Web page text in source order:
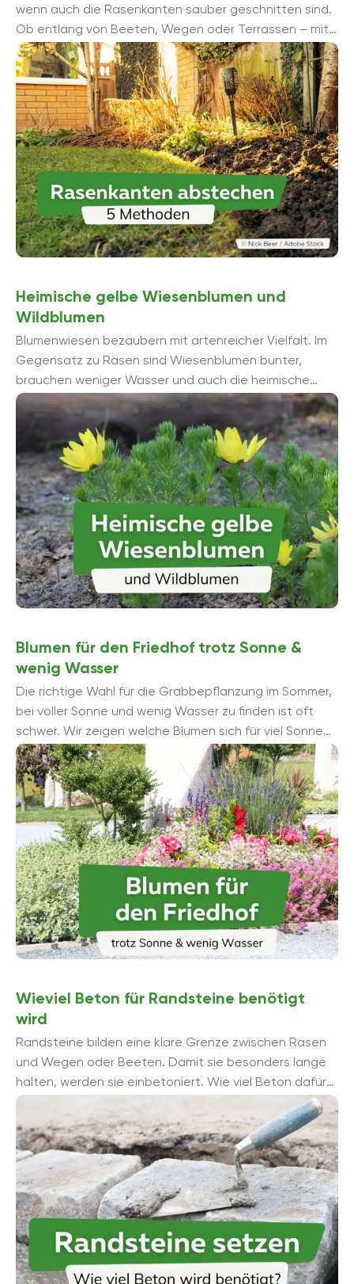
wenn auch die Rasenkanten sauber geschnitten sind.
Ob entlang von Beeten, Wegen oder Terrassen – mit
der richtigen Technik ist das ganz ...
Heimische gelbe Wiesenblumen und
Wildblumen
Blumenwiesen bezaubern mit artenreicher Vielfalt. Im
Gegensatz zu Rasen sind Wiesenblumen bunter,
brauchen weniger Wasser und auch die heimische
Tierwelt, insbesondere Insekten und Vögel, kommen
auf ihre Kosten. Wir ...
Blumen für den Friedhof trotz Sonne &
wenig Wasser
Die richtige Wahl für die Grabbepflanzung im Sommer,
bei voller Sonne und wenig Wasser zu finden ist oft
schwer. Wir zeigen welche Blumen sich für viel Sonne
eignen, ...
Wieviel Beton für Randsteine benötigt
wird
Randsteine bilden eine klare Grenze zwischen Rasen
und Wegen oder Beeten. Damit sie besonders lange
halten, werden sie einbetoniert. Wie viel Beton dafür
nötig ist, erklärt dieser ...